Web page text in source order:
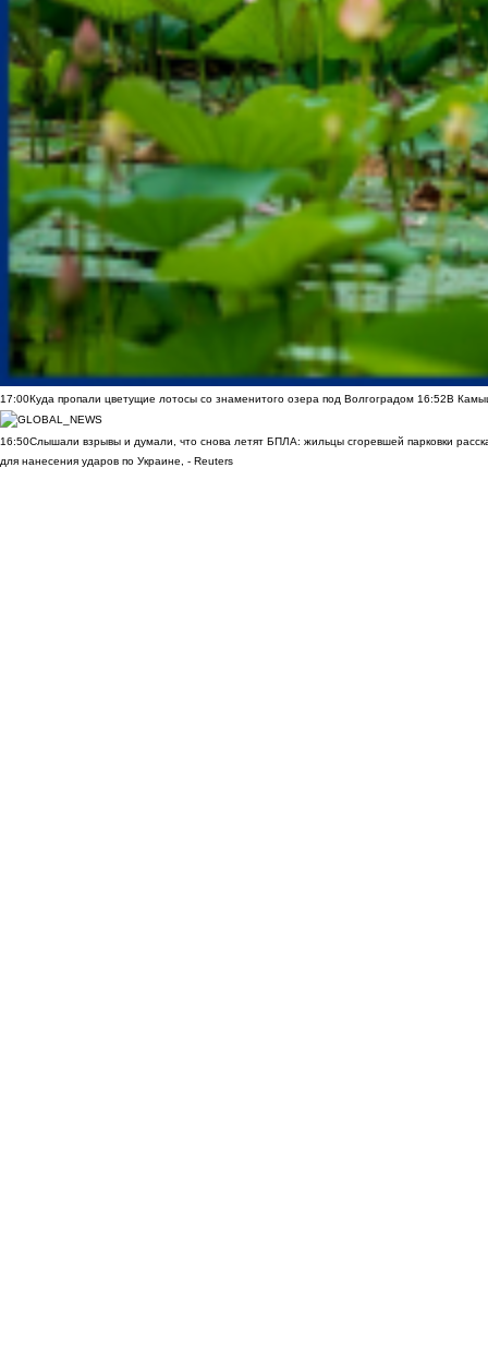
17:00Куда пропали цветущие лотосы со знаменитого озера под Волгоградом 16:52В
16:50Слышали взрывы и думали, что снова летят БПЛА: жильцы сгоревшей парковки
для нанесения ударов по Украине, - Reuters